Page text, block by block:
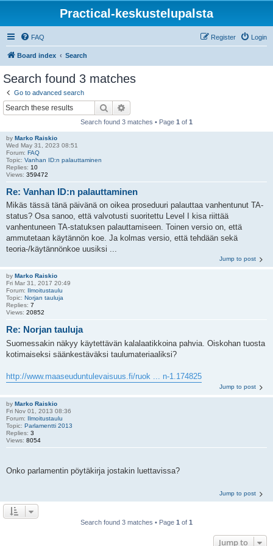
Practical-keskustelupalsta
FAQ Login
Register
Board index Search
Search found 3 matches
Go to advanced search
Search
Search found 3 matches • Page 1 of 1
by Marko Raiskio
Wed May 31, 2023 08:51
Forum: FAQ
Topic: Vanhan ID:n palauttaminen
Replies: 10
Views: 359472
Re: Vanhan ID:n palauttaminen
Mikäs tässä tänä päivänä on oikea proseduuri palauttaa vanhentunut TA-
status? Osa sanoo, että valvotusti suoritettu Level I kisa riittää
vanhentuneen TA-statuksen palauttamiseen. Toinen versio on, että
ammutetaan käytännön koe. Ja kolmas versio, että tehdään sekä
teoria-/käytännönkoe uusiksi ...
Jump to post
by Marko Raiskio
Fri Mar 31, 2017 20:49
Forum: Ilmoitustaulu
Topic: Norjan tauluja
Replies: 7
Views: 20852
Re: Norjan tauluja
Suomessakin näkyy käytettävän kalalaatikkoina pahvia. Oiskohan tuosta
kotimaiseksi säänkestäväksi taulumateriaaliksi?
http://www.maaseuduntulevaisuus.fi/ruok ... n-1.174825
Jump to post
by Marko Raiskio
Fri Nov 01, 2013 08:36
Forum: Ilmoitustaulu
Topic: Parlamentti 2013
Replies: 3
Views: 8054
Onko parlamentin pöytäkirja jostakin luettavissa?
Jump to post
Search found 3 matches • Page 1 of 1
Jump to